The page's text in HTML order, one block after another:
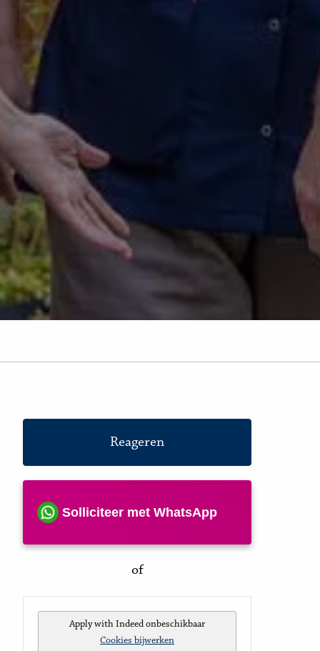
Reageren
Solliciteer met WhatsApp
of
Apply with Indeed onbeschikbaar
Cookies bijwerken